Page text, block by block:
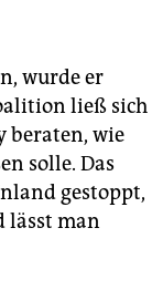
wurde er
ließ sich
beraten, wie
solle. Das
gestoppt,
lässt man